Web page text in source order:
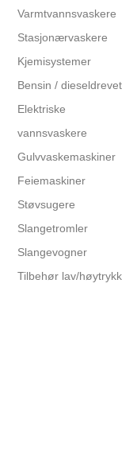
Varmtvannsvaskere
Stasjonærvaskere
Kjemisystemer
Bensin / dieseldrevet
Elektriske
vannsvaskere
Gulvvaskemaskiner
Feiemaskiner
Støvsugere
Slangetromler
Slangevogner
Tilbehør lav/høytrykk